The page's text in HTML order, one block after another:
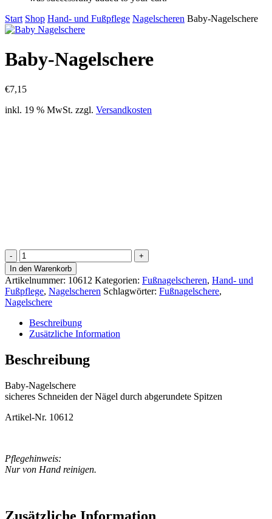
Start Shop Hand- und Fußpflege Nagelscheren Baby-Nagelschere
Baby-Nagelschere
€7,15
inkl. 19 % MwSt. zzgl. Versandkosten
Baby-
Nagelschere
Menge
In den Warenkorb
Artikelnummer: 10612 Kategorien: Fußnagelscheren, Hand- und
Fußpflege, Nagelscheren Schlagwörter: Fußnagelschere,
Nagelschere
Beschreibung
Zusätzliche Information
Beschreibung
Baby-Nagelschere
sicheres Schneiden der Nägel durch abgerundete Spitzen
Artikel-Nr. 10612
Pflegehinweis:
Nur von Hand reinigen.
Zusätzliche Information